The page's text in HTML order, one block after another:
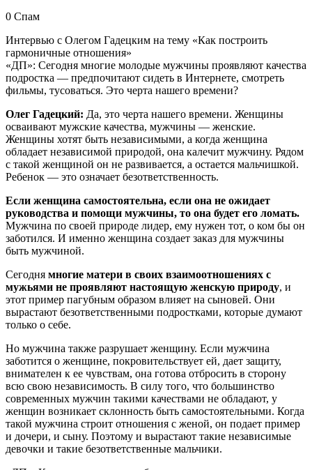
0 Спам
Интервью с Олегом Гадецким на тему «Как построить
гармоничные отношения»
«ДП»: Сегодня многие молодые мужчины проявляют качества
подростка — предпочитают сидеть в Интернете, смотреть
фильмы, тусоваться. Это черта нашего времени?
Олег Гадецкий: Да, это черта нашего времени. Женщины
осваивают мужские качества, мужчины — женские.
Женщины хотят быть независимыми, а когда женщина
обладает независимой природой, она калечит мужчину. Рядом
с такой женщиной он не развивается, а остается мальчишкой.
Ребенок — это означает безответственность.
Если женщина самостоятельна, если она не ожидает
руководства и помощи мужчины, то она будет его ломать.
Мужчина по своей природе лидер, ему нужен тот, о ком бы он
заботился. И именно женщина создает заказ для мужчины
быть мужчиной.
Сегодня многие матери в своих взаимоотношениях с
мужьями не проявляют настоящую женскую природу, и
этот пример пагубным образом влияет на сыновей. Они
вырастают безответственными подростками, которые думают
только о себе.
Но мужчина также разрушает женщину. Если мужчина
заботится о женщине, покровительствует ей, дает защиту,
внимателен к ее чувствам, она готова отбросить в сторону
всю свою независимость. В силу того, что большинство
современных мужчин такими качествами не обладают, у
женщин возникает склонность быть самостоятельными. Когда
такой мужчина строит отношения с женой, он подает пример
и дочери, и сыну. Поэтому и вырастают такие независимые
девочки и такие безответственные мальчики.